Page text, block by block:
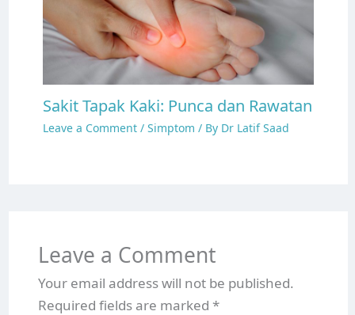
Sakit Tapak Kaki: Punca dan Rawatan
Leave a Comment / Simptom / By Dr Latif Saad
Leave a Comment
Your email address will not be published.
Required fields are marked *